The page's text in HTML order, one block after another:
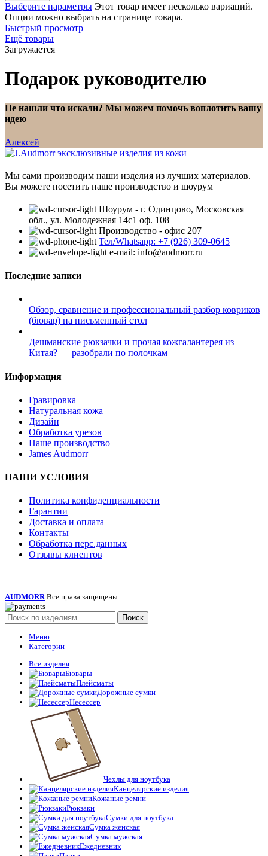
Выберите параметры Этот товар имеет несколько вариаций.
Опции можно выбрать на странице товара.
Быстрый просмотр
Ещё товары
Загружается
Подарок руководителю
Не нашли что искали? Мы можем помочь воплотить вашу
идею
Алексей
Мы сами производим наши изделия из лучших материалов.
Вы можете посетить наше производство и шоурум
Шоурум - г. Одинцово, Московская
обл., ул. Молодежная 14с1 оф. 108
Производство - офис 207
Тел/Whatsapp: +7 (926) 309-0645
e-mail: info@audmorr.ru
Последние записи
Обзор, сравнение и профессиональный разбор ковриков
(бювар) на письменный стол
Дешманские рюкзачки и прочая кожгалантерея из
Китая? — разобрали по полочкам
Информация
Гравировка
Натуральная кожа
Дизайн
Обработка урезов
Наше производство
James Audmorr
НАШИ УСЛОВИЯ
Политика конфиденциальности
Гарантии
Доставка и оплата
Контакты
Обработка перс.данных
Отзывы клиентов
AUDMORR Все права защищены
Поиск
Меню
Категории
Все изделия
Бювары
Плейсматы
Дорожные сумки
Несессер
Чехлы для ноутбука
Канцелярские изделия
Кожаные ремни
Рюкзаки
Сумки для ноутбука
Сумка женская
Сумка мужская
Ежедневник